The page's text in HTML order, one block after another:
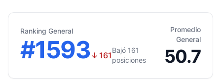
Ranking General
#1593↓ 161
Bajó 161
posiciones
Promedio
General
50.7